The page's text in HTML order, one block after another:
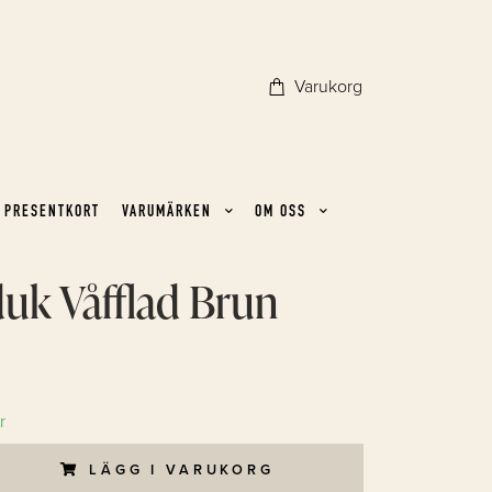
Varukorg
PRESENTKORT VARUMÄRKEN OM OSS
Våfflad Brun
LÄGG I VARUKORG